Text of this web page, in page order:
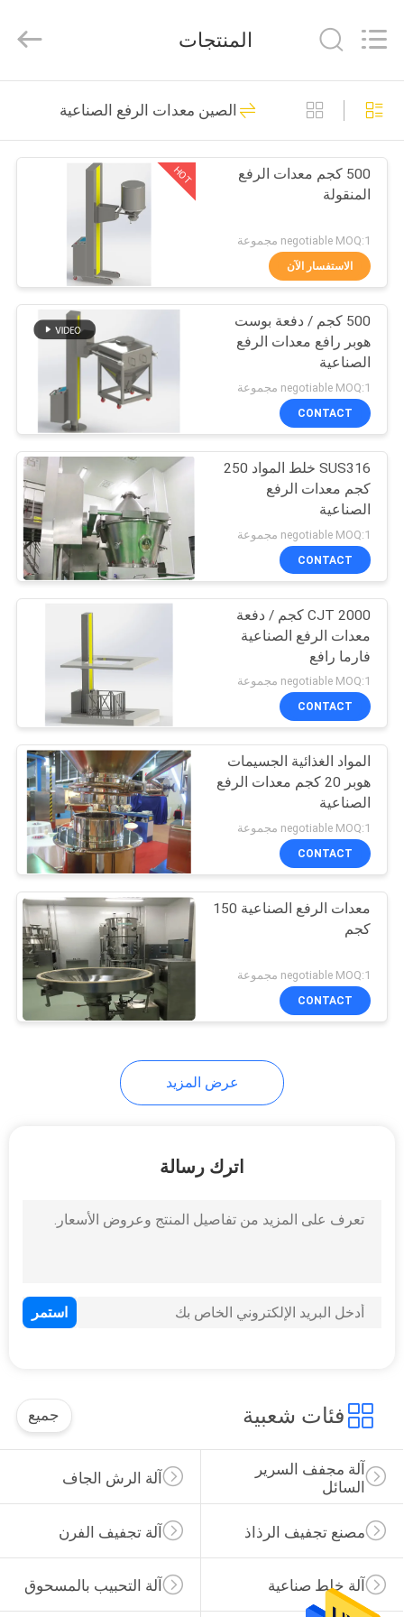
الصفحة
الرئيسية
منتجات
معلومات
جولة
المعمل
مراقبة
الجودة
اتصل
أخبار
اطلب
اقتباس
خريطة
الموقع
PRIVACY
POLICY
Technology
Rights
آلة الرش الجاف
29
آلة مجفف السرير
السائل
21
آلة تجفيف الفرن
16
مصنع تجفيف الرذاذ
16
آلة التحبيب بالمسحوق
27
آلة طحن الطاحن
مجفف التوصيل
19
المنتجات
الصين معدات الرفع الصناعية
HOT
500 كجم معدات الرفع
المنقولة
negotiable MOQ:1 مجموعة
الاستفسار الآن
500 كجم / دفعة بوست
هوبر رافع معدات الرفع
الصناعية
negotiable MOQ:1 مجموعة
CONTACT
SUS316 خلط المواد 250
كجم معدات الرفع
الصناعية
negotiable MOQ:1 مجموعة
CONTACT
CJT 2000 كجم / دفعة
معدات الرفع الصناعية
فارما رافع
negotiable MOQ:1 مجموعة
CONTACT
المواد الغذائية الجسيمات
هوبر 20 كجم معدات الرفع
الصناعية
negotiable MOQ:1 مجموعة
CONTACT
معدات الرفع الصناعية 150
كجم
negotiable MOQ:1 مجموعة
CONTACT
عرض المزيد
اترك رسالة
فئات شعبية جميع
آلة الرش الجاف
آلة مجفف السرير
السائل
آلة تجفيف الفرن مصنع تجفيف الرذاذ
آلة التحبيب بالمسحوق آلة خلط صناعية